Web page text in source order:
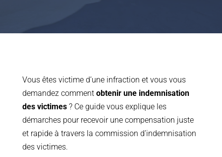
Vous êtes victime d’une infraction et vous vous
demandez comment obtenir une indemnisation
des victimes? Ce guide vous explique les
démarches pour recevoir une compensation juste
et rapide à travers la commission d’indemnisation
des victimes.